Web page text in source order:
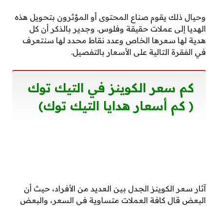
وحيال ذلك يقوم صناع المحتوى أو المؤثرون بتحويل هذه
الهديا إلى عملات حقيقة وفلوس. وجدير بالذكر أن كل
هدية لها سعرها الخاص وعدد نقاط محدد لها سنتعرف
في الفقرة التالية على الأسعار بالتفصيل.
كم سعر الكوينز في التيك توك
( كم أسعار هدايا التيك توك)
آثار سعر الكوينز الجدل بين العديد من الأفراد، حيث أن
البعض قال كافة العملات متساوية في السعر، والبعض